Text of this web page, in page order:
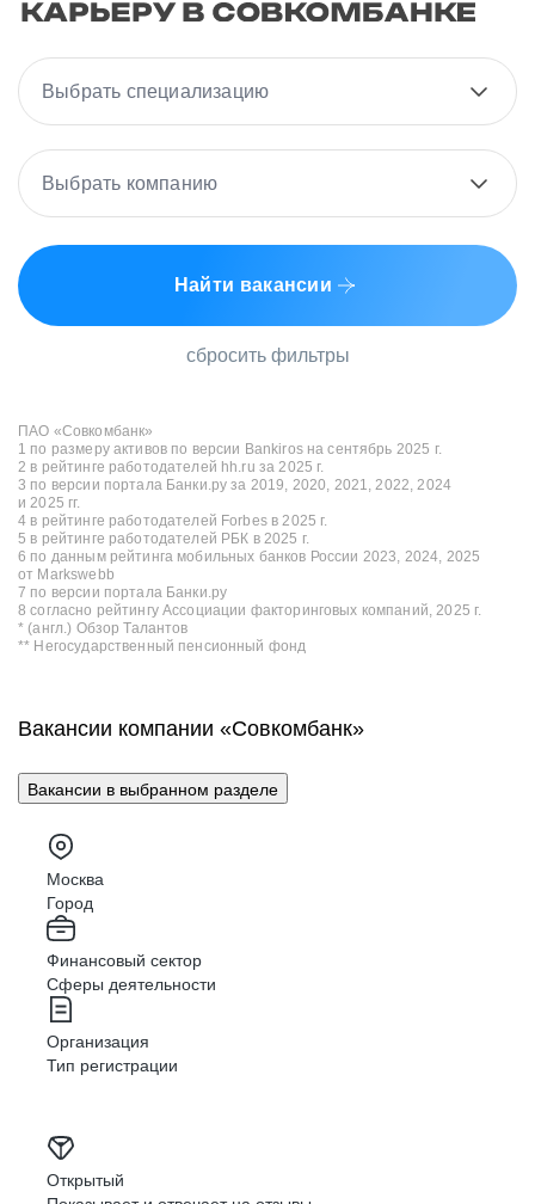
Выбрать специализацию
Выбрать компанию
Найти вакансии
сбросить фильтры
ПАО «Совкомбанк»
1 по размеру активов по версии Bankiros на сентябрь 2025 г.
2 в рейтинге работодателей hh.ru за 2025 г.
3 по версии портала Банки.ру за 2019, 2020, 2021, 2022, 2024
и 2025 гг.
4 в рейтинге работодателей Forbes в 2025 г.
5 в рейтинге работодателей РБК в 2025 г.
6 по данным рейтинга мобильных банков России 2023, 2024, 2025
от Markswebb
7 по версии портала Банки.ру
8 согласно рейтингу Ассоциации факторинговых компаний, 2025 г.
* (англ.) Обзор Талантов
** Негосударственный пенсионный фонд
Вакансии компании «Совкомбанк»
Вакансии в выбранном разделе
Москва
Город
Финансовый сектор
Сферы деятельности
Организация
Тип регистрации
Открытый